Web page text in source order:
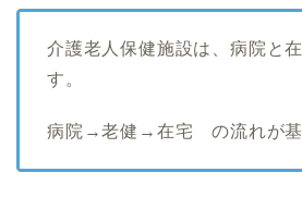
介護老人保健施設は、病院と
す。
病院→老健→在宅 の流れが基